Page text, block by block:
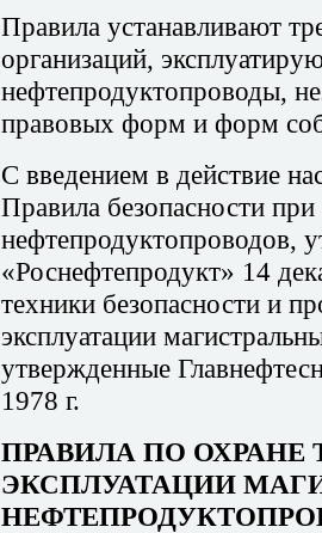
Правила устанавливают
организаций,
нефтепродуктопроводы,
правовых форм и форм
С введением в действие
Правила безопасности
нефтепродуктопроводов,
«Роснефтепродукт» 14
техники безопасности и
эксплуатации
утвержденные
1978 г.
ПРАВИЛА ПО ОХРАНЕ
ЭКСПЛУАТАЦИИ